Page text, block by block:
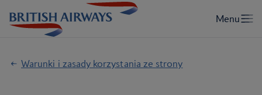
Warunki i zasady korzystania ze strony